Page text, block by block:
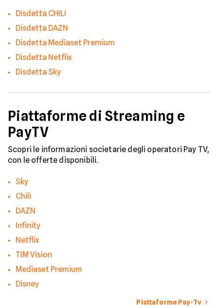
Disdetta CHILI
Disdetta DAZN
Disdetta Mediaset Premium
Disdetta Netflix
Disdetta Sky
Piattaforme di Streaming e
PayTV
Scopri le informazioni societarie degli operatori Pay TV,
con le offerte disponibili.
Sky
Chili
DAZN
Infinity
Netflix
TIM Vision
Mediaset Premium
Disney
Piattaforme Pay-Tv